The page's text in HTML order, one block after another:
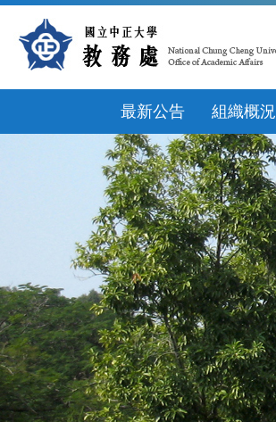
內
最新公告 組織概況